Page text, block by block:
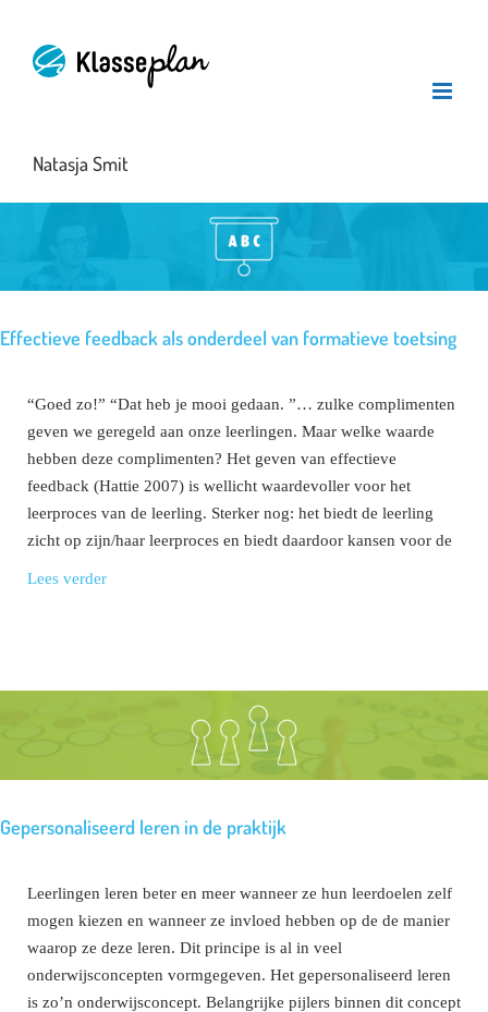
inhoud
Natasja Smit
Effectieve feedback als onderdeel van formatieve toetsing
“Goed zo!” “Dat heb je mooi gedaan. ”… zulke complimenten
geven we geregeld aan onze leerlingen. Maar welke waarde
hebben deze complimenten? Het geven van effectieve
feedback (Hattie 2007) is wellicht waardevoller voor het
leerproces van de leerling. Sterker nog: het biedt de leerling
zicht op zijn/haar leerproces en biedt daardoor kansen voor de
Lees verder
Gepersonaliseerd leren in de praktijk
Leerlingen leren beter en meer wanneer ze hun leerdoelen zelf
mogen kiezen en wanneer ze invloed hebben op de de manier
waarop ze deze leren. Dit principe is al in veel
onderwijsconcepten vormgegeven. Het gepersonaliseerd leren
is zo’n onderwijsconcept. Belangrijke pijlers binnen dit concept